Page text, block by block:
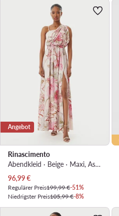
Angebot
Rinascimento
Abendkleid · Beige · Maxi, Asymmetrisch
Aktueller Preis
96,99€
Regulärer Preis199,99 €-51%
Niedrigster Preis105,99 €-8%